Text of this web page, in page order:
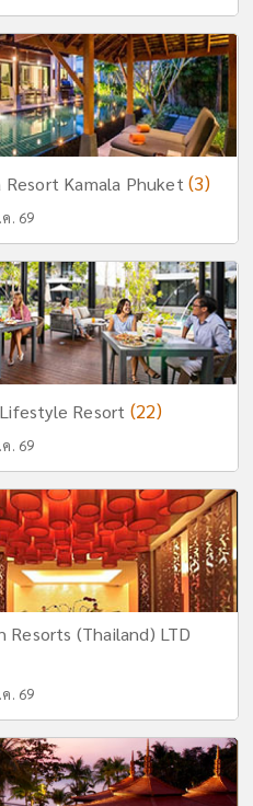
Kamala Phuket (3)
. 69
Resort (22)
. 69
Resorts (Thailand) LTD
. 69